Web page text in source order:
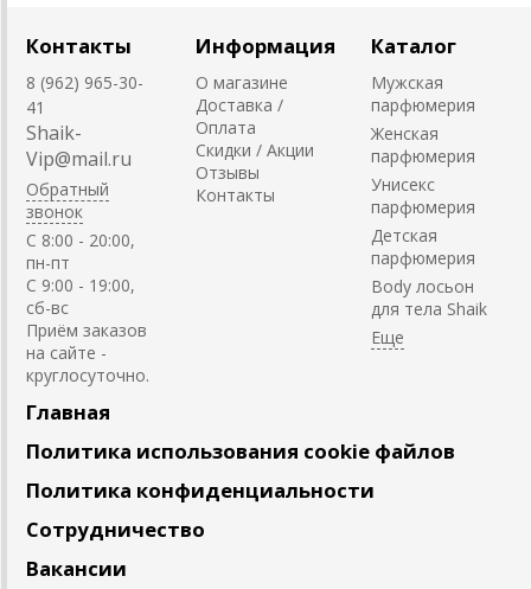
Контакты
8 (962) 965-30-
41
Shaik-
Vip@mail.ru
Обратный
звонок
C 8:00 - 20:00,
пн-пт
С 9:00 - 19:00,
сб-вс
Приём заказов
на сайте -
круглосуточно.
Информация
О магазине
Доставка /
Оплата
Скидки / Акции
Отзывы
Контакты
Каталог
Мужская
парфюмерия
Женская
парфюмерия
Унисекс
парфюмерия
Детская
парфюмерия
Body лосьон
для тела Shaik
Главная
Политика использования cookie файлов
Политика конфиденциальности
Сотрудничество
Вакансии